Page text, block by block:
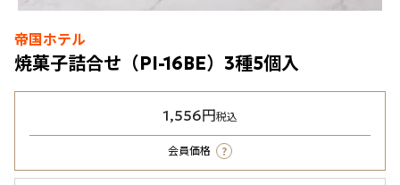
帝国ホテル
焼菓子詰合せ（PI-16BE）3種5個入
1,556円税込
会員価格 ?